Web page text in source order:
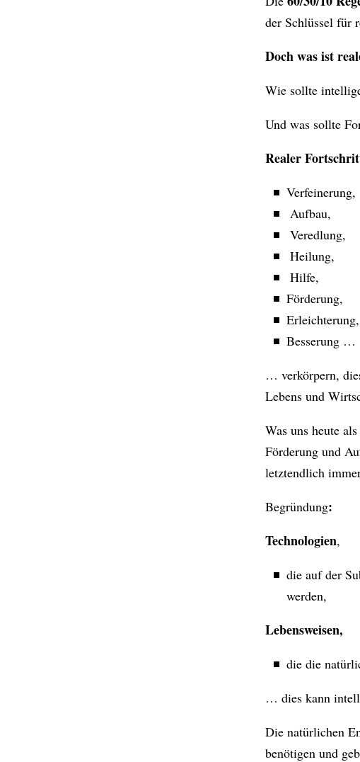
der Schlüssel für
Doch was ist
Wie sollte
Und was sollte
Realer
Verfeinerung,
Aufbau,
Veredlung,
Heilung,
Hilfe,
Förderung,
Erleichterung,
Besserung …
… verkörpern,
Lebens und
Was uns heute
Förderung und
letztendlich
Begründung:
Technologien,
die auf der
werden,
Lebensweisen,
die die
… dies kann
Die natürlichen
benötigen und